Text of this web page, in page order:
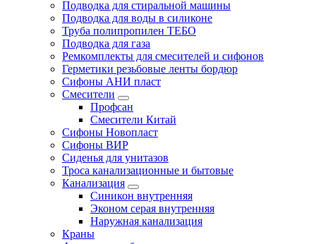
Подводка для стиральной машины
Подводка для воды в силиконе
Труба полипропилен ТЕБО
Подводка для газа
Ремкомплекты для смесителей и сифонов
Герметики резьбовые ленты бордюр
Сифоны АНИ пласт
Смесители
Профсан
Смесители Китай
Сифоны Новопласт
Сифоны ВИР
Сиденья для унитазов
Троса канализационные и бытовые
Канализация
Синикон внутренняя
Эконом серая внутренняя
Наружная канализация
Краны